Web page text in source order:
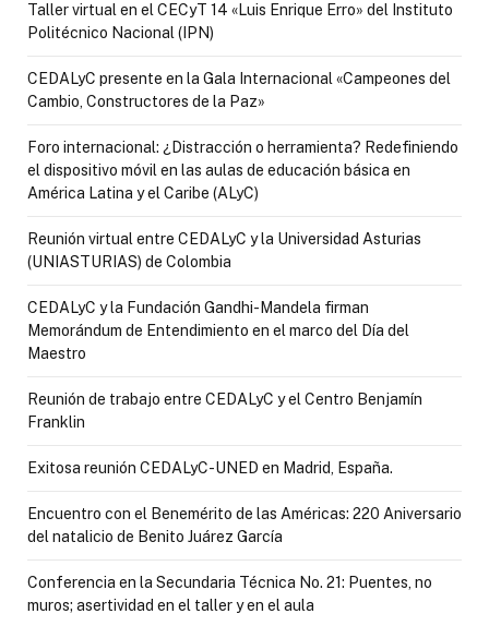
Taller virtual en el CECyT 14 «Luis Enrique Erro» del Instituto
Politécnico Nacional (IPN)
CEDALyC presente en la Gala Internacional «Campeones del
Cambio, Constructores de la Paz»
Foro internacional: ¿Distracción o herramienta? Redefiniendo
el dispositivo móvil en las aulas de educación básica en
América Latina y el Caribe (ALyC)
Reunión virtual entre CEDALyC y la Universidad Asturias
(UNIASTURIAS) de Colombia
CEDALyC y la Fundación Gandhi-Mandela firman
Memorándum de Entendimiento en el marco del Día del
Maestro
Reunión de trabajo entre CEDALyC y el Centro Benjamín
Franklin
Exitosa reunión CEDALyC-UNED en Madrid, España.
Encuentro con el Benemérito de las Américas: 220 Aniversario
del natalicio de Benito Juárez García
Conferencia en la Secundaria Técnica No. 21: Puentes, no
muros; asertividad en el taller y en el aula